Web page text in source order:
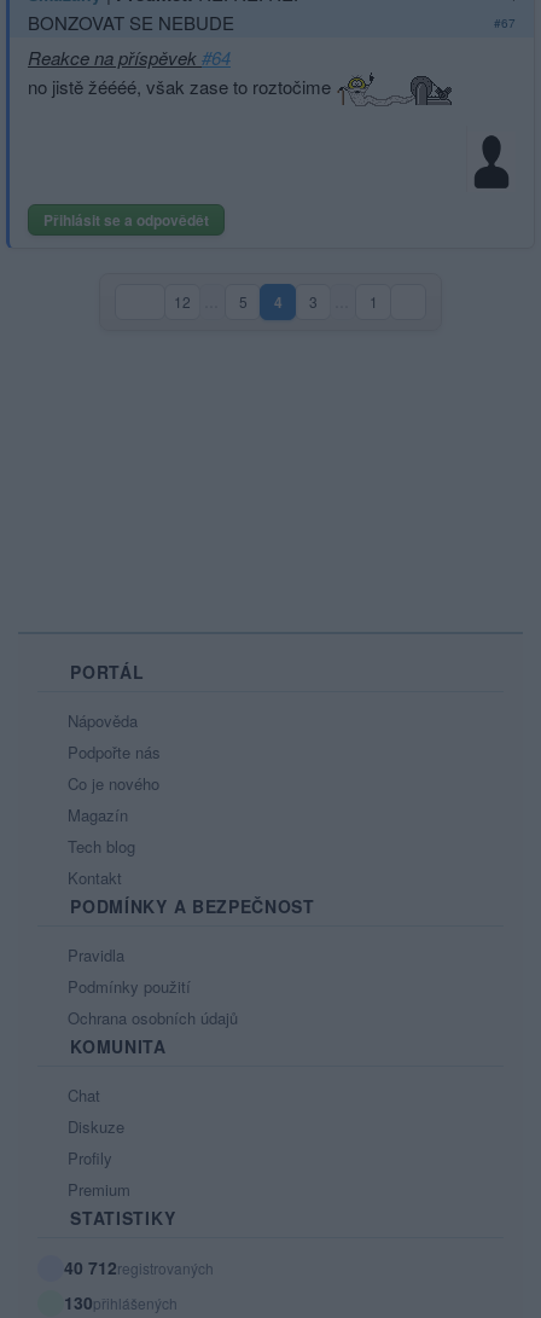
BONZOVAT SE NEBUDE
#67
Reakce na příspěvek#64
no jistě žéééé, však zase to roztočime
Přihlásit se a odpovědět
12 5 4(aktuální strana)
3 1
PORTÁL
Nápověda
Podpořte nás
Co je nového
Magazín
Tech blog
Kontakt
PODMÍNKY A BEZPEČNOST
Pravidla
Podmínky použití
Ochrana osobních údajů
KOMUNITA
Chat
Diskuze
Profily
Premium
STATISTIKY
40 712registrovaných
130přihlášených